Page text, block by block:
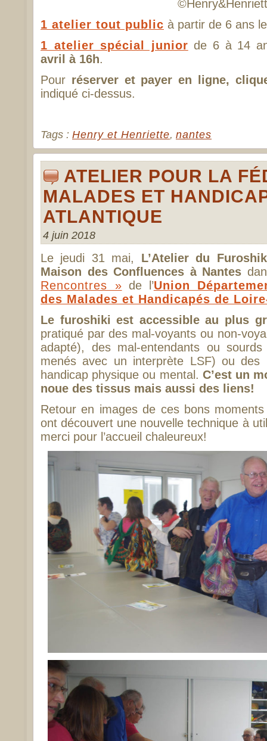
1 atelier tout public à partir de 6 ans
1 atelier spécial junior de 6 à 14
avril à 16h.
Pour réserver et payer en ligne,
indiqué ci-dessus.
Tags : Henry et Henriette, nantes
ATELIER POUR LA
MALADES ET
ATLANTIQUE
4 juin 2018
Le jeudi 31 mai, L’Atelier du
Maison des Confluences à Nantes
Rencontres » de l’Union
des Malades et Handicapés de
Le furoshiki est accessible au plus
pratiqué par des mal-voyants ou non-
adapté), des mal-entendants ou
menés avec un interprète LSF) ou des
handicap physique ou mental. C’est un
noue des tissus mais aussi des liens!
Retour en images de ces bons
ont découvert une nouvelle technique à
merci pour l’accueil chaleureux!